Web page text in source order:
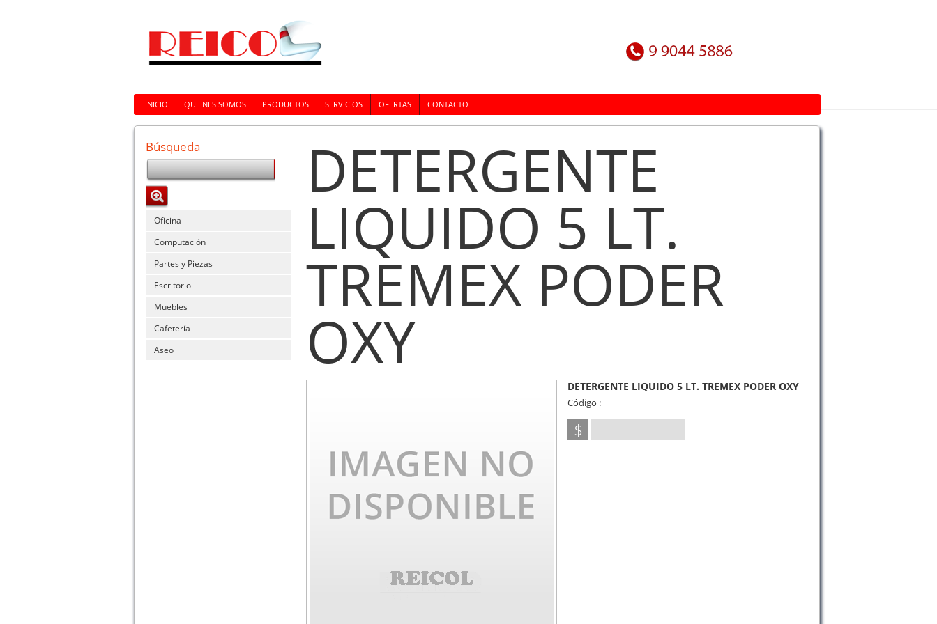
INICIO QUIENES SOMOS PRODUCTOS SERVICIOS OFERTAS CONTACTO
Búsqueda
Oficina
Computación
Partes y Piezas
Escritorio
Muebles
Cafetería
Aseo
DETERGENTE
LIQUIDO 5 LT.
TREMEX PODER
OXY
DETERGENTE LIQUIDO 5 LT. TREMEX PODER OXY
Código :
$